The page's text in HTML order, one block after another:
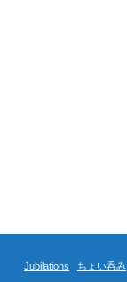
Jubilations ちょい呑み